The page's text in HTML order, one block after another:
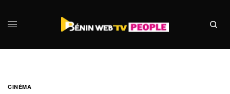
CINÉMA